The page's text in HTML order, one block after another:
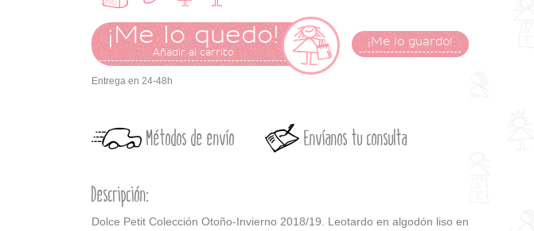
¡Me lo quedo!
Añadir al carrito
¡Me lo guardo!
Entrega en 24-48h
Métodos de envío Envíanos tu consulta
Descripción:
Dolce Petit Colección Otoño-Invierno 2018/19. Leotardo en algodón liso en